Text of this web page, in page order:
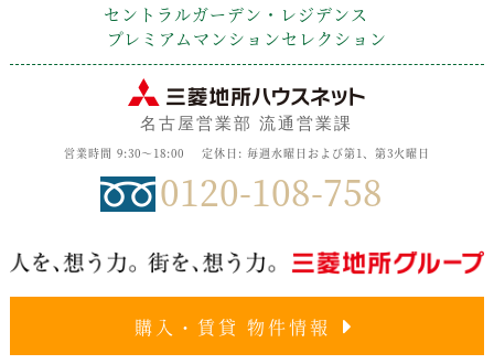
セントラルガーデン・レジデンス
プレミアムマンションセレクション
名古屋営業部 流通営業課
営業時間 9:30～18:00 定休日: 毎週水曜日および第1、第3火曜日
0120-108-758
購入・賃貸 物件情報